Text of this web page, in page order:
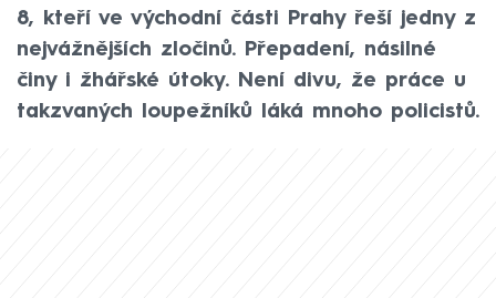
8, kteří ve východní části Prahy řeší jedny z
nejvážnějších zločinů. Přepadení, násilné
činy i žhářské útoky. Není divu, že práce u
takzvaných loupežníků láká mnoho policistů.